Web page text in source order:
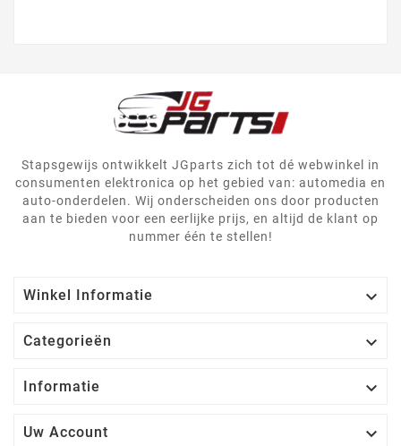
Stapsgewijs ontwikkelt JGparts zich tot dé webwinkel in
consumenten elektronica op het gebied van: automedia en
auto-onderdelen. Wij onderscheiden ons door producten
aan te bieden voor een eerlijke prijs, en altijd de klant op
nummer één te stellen!
Winkel Informatie 
Categorieën 
Informatie 
Uw Account 